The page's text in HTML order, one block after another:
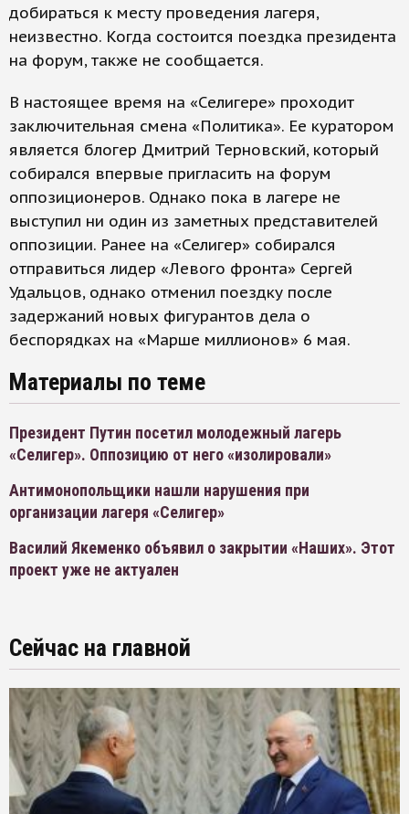
добираться к месту проведения лагеря,
неизвестно. Когда состоится поездка президента
на форум, также не сообщается.
В настоящее время на «Селигере» проходит
заключительная смена «Политика». Ее куратором
является блогер Дмитрий Терновский, который
собирался впервые пригласить на форум
оппозиционеров. Однако пока в лагере не
выступил ни один из заметных представителей
оппозиции. Ранее на «Селигер» собирался
отправиться лидер «Левого фронта» Сергей
Удальцов, однако отменил поездку после
задержаний новых фигурантов дела о
беспорядках на «Марше миллионов» 6 мая.
Материалы по теме
Президент Путин посетил молодежный лагерь
«Селигер». Оппозицию от него «изолировали»
Антимонопольщики нашли нарушения при
организации лагеря «Селигер»
Василий Якеменко объявил о закрытии «Наших». Этот
проект уже не актуален
Сейчас на главной